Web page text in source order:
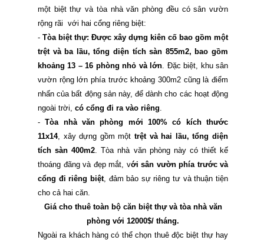
một biệt thự và tòa nhà văn phòng đều có sân vườn
rộng rãi với hai cổng riêng biệt:
- Tòa biệt thự: Được xây dựng kiên cố bao gồm một
trệt và ba lầu, tổng diện tích sàn 855m2, bao gồm
khoảng 13 – 16 phòng nhỏ và lớn. Đặc biệt, khu sân
vườn rộng lớn phía trước khoảng 300m2 cũng là điểm
nhấn của bất động sản này, để dành cho các hoạt động
ngoài trời, có cổng đi ra vào riêng.
-Tòa nhà văn phòng mới 100% có kích thước
11x14, xây dựng gồm một trệt và hai lầu, tổng diện
tích sàn 400m2. Tòa nhà văn phòng này có thiết kế
thoáng đãng và đẹp mắt, với sân vườn phía trước và
cổng đi riêng biệt, đảm bảo sự riêng tư và thuận tiện
cho cả hai căn.
Giá cho thuê toàn bộ căn biệt thự và tòa nhà văn
phòng với 12000$/ tháng.
Ngoài ra khách hàng có thể chọn thuê độc biệt thự hay